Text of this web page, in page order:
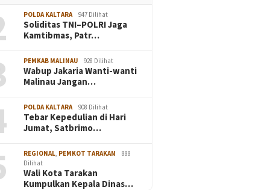
POLDA KALTARA 947 Dilihat
Soliditas TNI–POLRI Jaga
Kamtibmas, Patr…
PEMKAB MALINAU 928 Dilihat
Wabup Jakaria Wanti-wanti
Malinau Jangan…
POLDA KALTARA 908 Dilihat
Tebar Kepedulian di Hari
Jumat, Satbrimo…
REGIONAL PEMKOT TARAKAN
888
Dilihat
Wali Kota Tarakan
Kumpulkan Kepala Dinas…